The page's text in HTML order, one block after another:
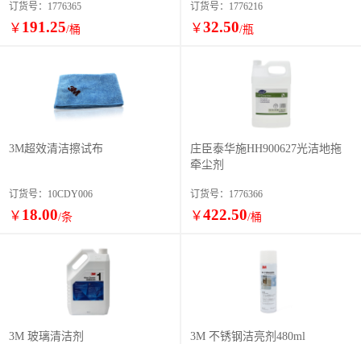
订货号：1776365
￥ 191.25/桶
订货号：1776216
￥32.50/瓶
3M超效清洁擦试布
订货号：10CDY006
￥ 18.00/条
庄臣泰华施HH900627光洁地拖
牵尘剂
订货号：1776366
￥422.50/桶
3M 玻璃清洁剂 3M 不锈钢洁亮剂480ml